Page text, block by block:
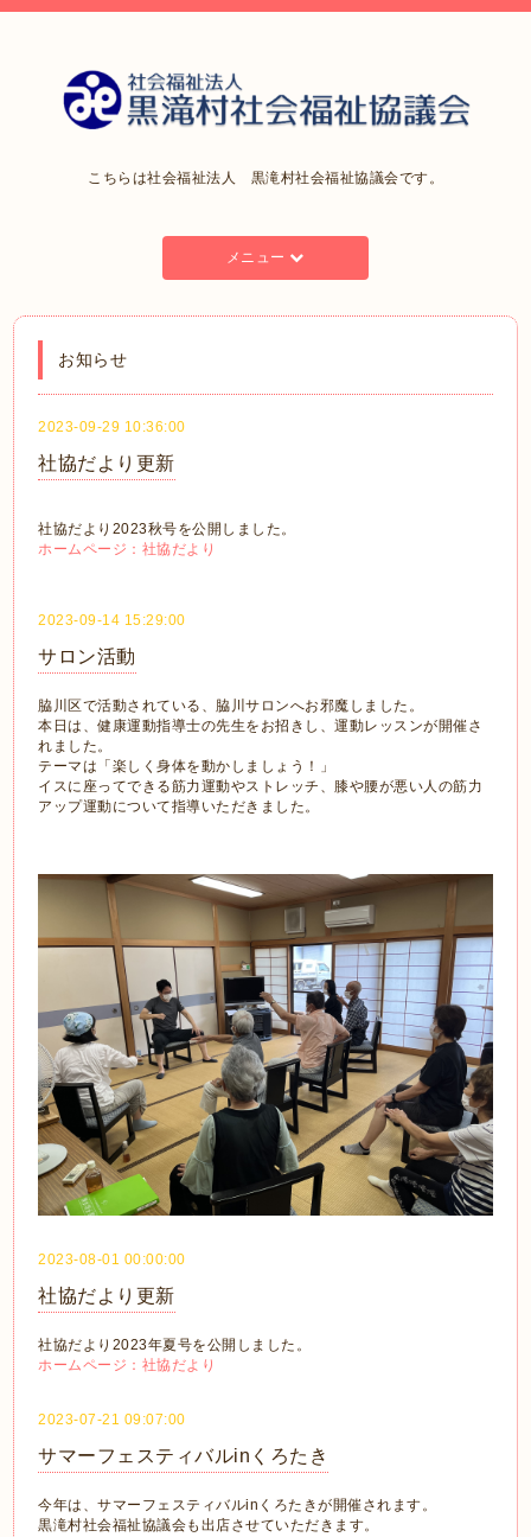
こちらは社会福祉法人 黒滝村社会福祉協議会です。
メニュー
お知らせ
2023-09-29 10:36:00
社協だより更新
社協だより2023秋号を公開しました。
ホームページ：社協だより
2023-09-14 15:29:00
サロン活動
脇川区で活動されている、脇川サロンへお邪魔しました。
本日は、健康運動指導士の先生をお招きし、運動レッスンが開催さ
れました。
テーマは「楽しく身体を動かしましょう！」
イスに座ってできる筋力運動やストレッチ、膝や腰が悪い人の筋力
アップ運動について指導いただきました。
2023-08-01 00:00:00
社協だより更新
社協だより2023年夏号を公開しました。
ホームページ：社協だより
2023-07-21 09:07:00
サマーフェスティバルinくろたき
今年は、サマーフェスティバルinくろたきが開催されます。
黒滝村社会福祉協議会も出店させていただきます。